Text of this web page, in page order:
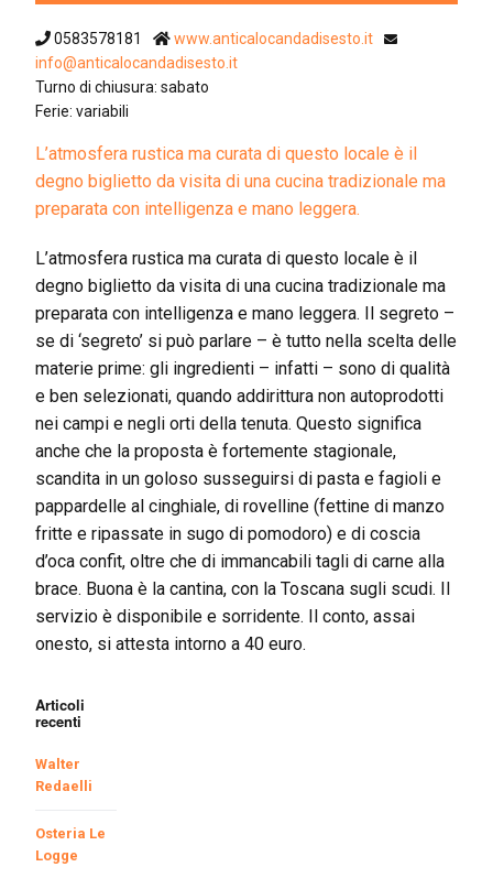
0583578181
www.anticalocandadisesto.it
info@anticalocandadisesto.it
Turno di chiusura: sabato
Ferie: variabili
L’atmosfera rustica ma curata di questo locale è il
degno biglietto da visita di una cucina tradizionale ma
preparata con intelligenza e mano leggera.
L’atmosfera rustica ma curata di questo locale è il
degno biglietto da visita di una cucina tradizionale ma
preparata con intelligenza e mano leggera. Il segreto –
se di ‘segreto’ si può parlare – è tutto nella scelta delle
materie prime: gli ingredienti – infatti – sono di qualità
e ben selezionati, quando addirittura non autoprodotti
nei campi e negli orti della tenuta. Questo significa
anche che la proposta è fortemente stagionale,
scandita in un goloso susseguirsi di pasta e fagioli e
pappardelle al cinghiale, di rovelline (fettine di manzo
fritte e ripassate in sugo di pomodoro) e di coscia
d’oca confit, oltre che di immancabili tagli di carne alla
brace. Buona è la cantina, con la Toscana sugli scudi. Il
servizio è disponibile e sorridente. Il conto, assai
onesto, si attesta intorno a 40 euro.
Articoli
recenti
Walter
Redaelli
Osteria Le
Logge